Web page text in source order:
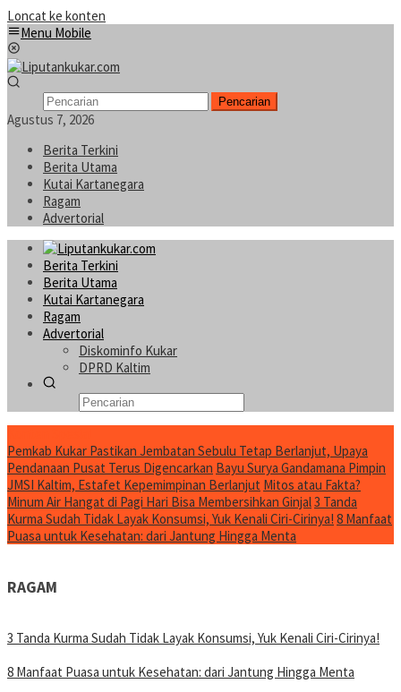
Loncat ke konten
Menu Mobile
Pencarian
Agustus 7, 2026
Berita Terkini
Berita Utama
Kutai Kartanegara
Ragam
Advertorial
Berita Terkini
Berita Utama
Kutai Kartanegara
Ragam
Advertorial
Diskominfo Kukar
DPRD Kaltim
Pemkab Kukar Pastikan Jembatan Sebulu Tetap Berlanjut, Upaya
Pendanaan Pusat Terus Digencarkan Bayu Surya Gandamana Pimpin
JMSI Kaltim, Estafet Kepemimpinan Berlanjut Mitos atau Fakta?
Minum Air Hangat di Pagi Hari Bisa Membersihkan Ginjal3 Tanda
Kurma Sudah Tidak Layak Konsumsi, Yuk Kenali Ciri-Cirinya! 8 Manfaat
Puasa untuk Kesehatan: dari Jantung Hingga Menta
RAGAM
3 Tanda Kurma Sudah Tidak Layak Konsumsi, Yuk Kenali Ciri-Cirinya!
8 Manfaat Puasa untuk Kesehatan: dari Jantung Hingga Menta